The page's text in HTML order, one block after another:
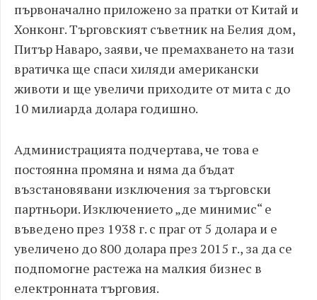
първоначално приложено за пратки от Китай и
Хонконг. Търговският съветник на Белия дом,
Питър Наваро, заяви, че премахването на тази
вратичка ще спаси хиляди американски
животи и ще увеличи приходите от мита с до
10 милиарда долара годишно.
Администрацията подчертава, че това е
постоянна промяна и няма да бъдат
възстановявани изключения за търговски
партньори. Изключението „де минимис“ е
въведено през 1938 г. с праг от 5 долара и е
увеличено до 800 долара през 2015 г., за да се
подпомогне растежа на малкия бизнес в
електронната търговия.